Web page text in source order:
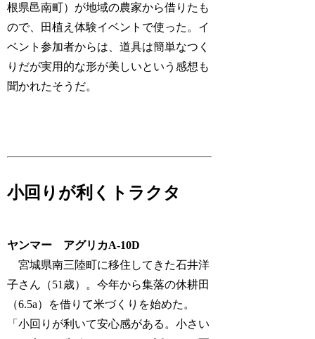
根県邑南町）が地域の農家から借りたも
ので、田植え体験イベントで使った。イ
ベント参加者からは、道具は簡単なつく
りだが実用的な形が美しいという感想も
聞かれたそうだ。
小回りが利くトラクタ
ヤンマー アグリカA-10D
宮城県南三陸町に移住してきた石井洋
子さん（51歳）。今年から集落の休耕田
（6.5a）を借りて米づくりを始めた。
「小回りが利いて安心感がある。小さい